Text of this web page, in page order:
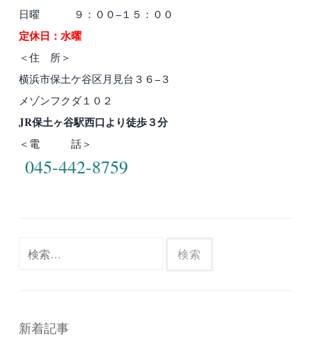
日曜 ９：００−１５：００
定休日：水曜
＜住 所＞
横浜市保土ケ谷区月見台３６−３
メゾンフクダ１０２
JR保土ヶ谷駅西口より徒歩３分
＜電 話＞
045-442-8759
新着記事